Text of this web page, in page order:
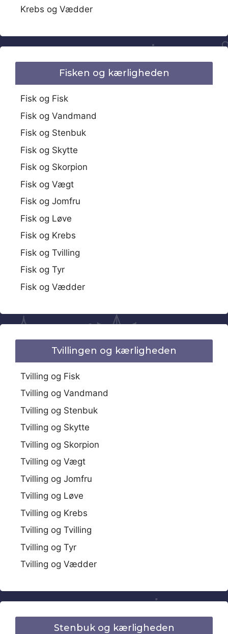
Krebs og Vædder
Fisken og kærligheden
Fisk og Fisk
Fisk og Vandmand
Fisk og Stenbuk
Fisk og Skytte
Fisk og Skorpion
Fisk og Vægt
Fisk og Jomfru
Fisk og Løve
Fisk og Krebs
Fisk og Tvilling
Fisk og Tyr
Fisk og Vædder
Tvillingen og kærligheden
Tvilling og Fisk
Tvilling og Vandmand
Tvilling og Stenbuk
Tvilling og Skytte
Tvilling og Skorpion
Tvilling og Vægt
Tvilling og Jomfru
Tvilling og Løve
Tvilling og Krebs
Tvilling og Tvilling
Tvilling og Tyr
Tvilling og Vædder
Stenbuk og kærligheden